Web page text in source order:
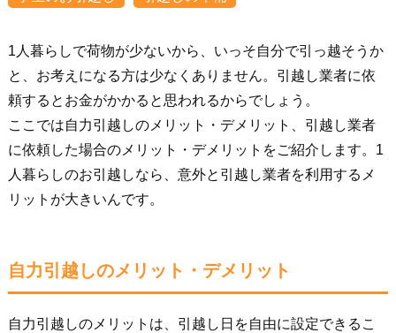
1人暮らしで荷物が少ないから、いっそ自分で引っ越そうか
と、お考えになる方は少なくありません。引越し業者に依
頼するとお金がかかると思われるからでしょう。
ここでは自力引越しのメリット・デメリット、引越し業者
に依頼した場合のメリット・デメリットをご紹介します。1
人暮らしのお引越しなら、意外と引越し業者を利用するメ
リットが大きいんです。
自力引越しのメリット・デメリット
自力引越しのメリットは、引越し日を自由に設定できるこ